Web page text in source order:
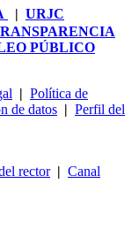
| URJC
PÚBLICO
| Política de
de datos | Perfil del
rector| Canal